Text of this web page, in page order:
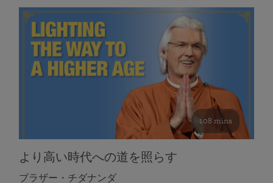
108 mins
より高い時代への道を照らす
ブラザー・チダナンダ